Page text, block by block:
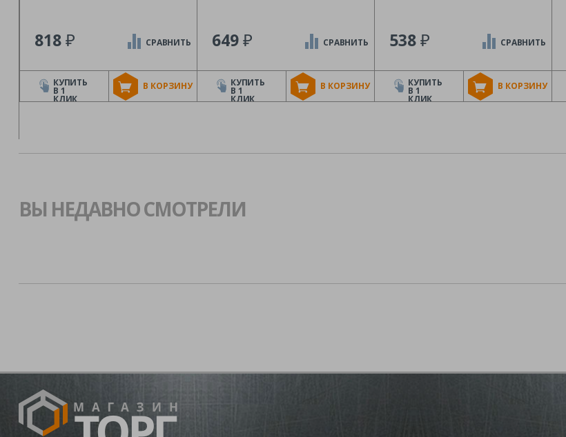
818₽
В КОРЗИНУ
СРАВНИТЬ
КУПИТЬ
В 1
КЛИК
649₽
В КОРЗИНУ
СРАВНИТЬ
КУПИТЬ
В 1
КЛИК
538₽
В КОРЗИНУ
СРАВНИТЬ
КУПИТЬ
В 1
КЛИК
ВЫ НЕДАВНО СМОТРЕЛИ